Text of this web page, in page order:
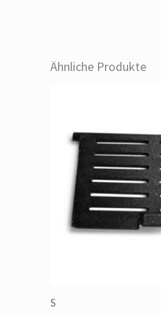
Ähnliche Produkte
S